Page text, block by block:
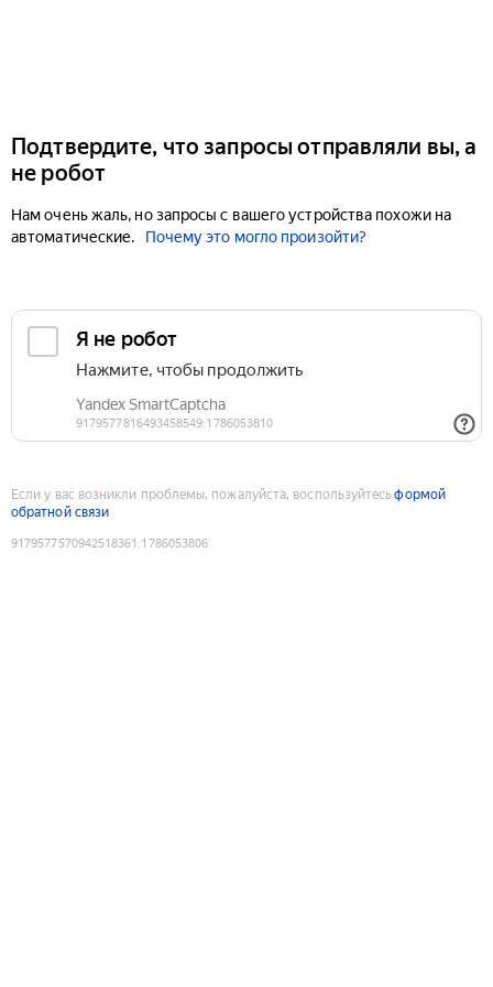
Подтвердите, что запросы отправляли вы, а
не робот
Нам очень жаль, но запросы с вашего устройства похожи на
автоматические.
Почему это могло произойти?
Если у вас возникли проблемы, пожалуйста, воспользуйтесьформой
обратной связи
9179577570942518361 :1786053806